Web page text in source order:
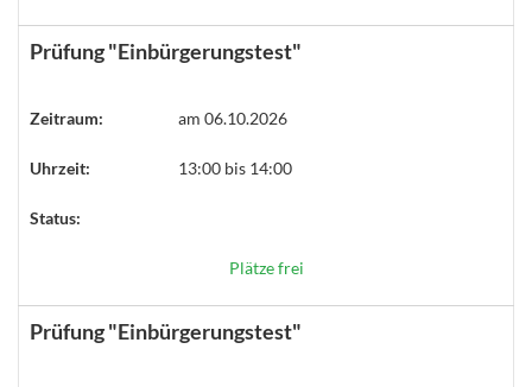
Prüfung "Einbürgerungstest"
Zeitraum: am 06.10.2026
Uhrzeit: 13:00 bis 14:00
Status:
Plätze frei
Prüfung "Einbürgerungstest"